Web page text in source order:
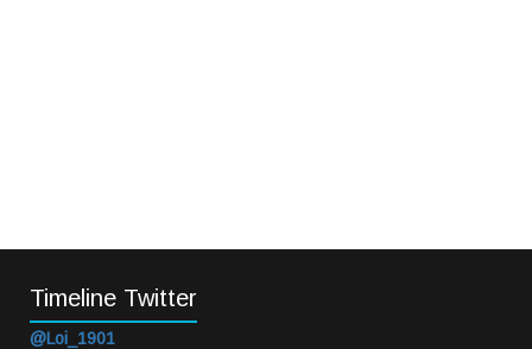
Timeline Twitter
@Loi_1901